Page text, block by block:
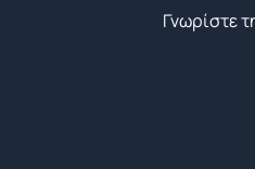
Γνωρίστε